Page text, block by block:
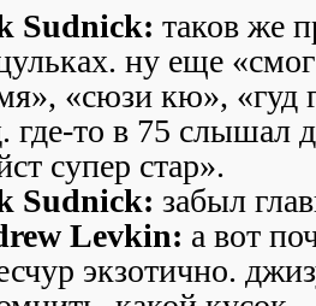
Sudnick: таков же
ну еще
«сюзи кю», «гуд
где-то в 75 слышал
супер стар».
Sudnick: забыл
Levkin: а вот
экзотично.